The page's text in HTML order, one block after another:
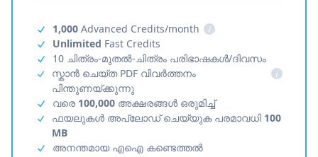
1,000 Advanced Credits/month
i
Unlimited Fast Credits
10 ചിത്രം-മുതൽ-ചിത്രം പരിഭാഷകൾ/ദിവസം
സ്കാൻ ചെയ്ത PDF വിവർത്തനം
പിന്തുണയ്ക്കുന്നു
i
വരെ 100,000 അക്ഷരങ്ങൾ ഒരുമിച്ച്
ഫയലുകൾ അപ്‌ലോഡ് ചെയ്യുക പരമാവധി 100
MB
അനന്തമായ എഐ കണ്ടെത്തൽ